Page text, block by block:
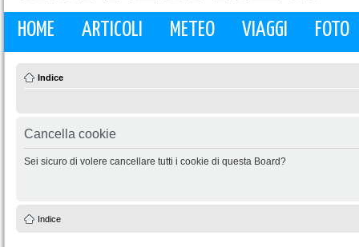
HOME ARTICOLI METEO VIAGGI FOTO
Indice
Cancella cookie
Sei sicuro di volere cancellare tutti i cookie di questa Board?
Indice